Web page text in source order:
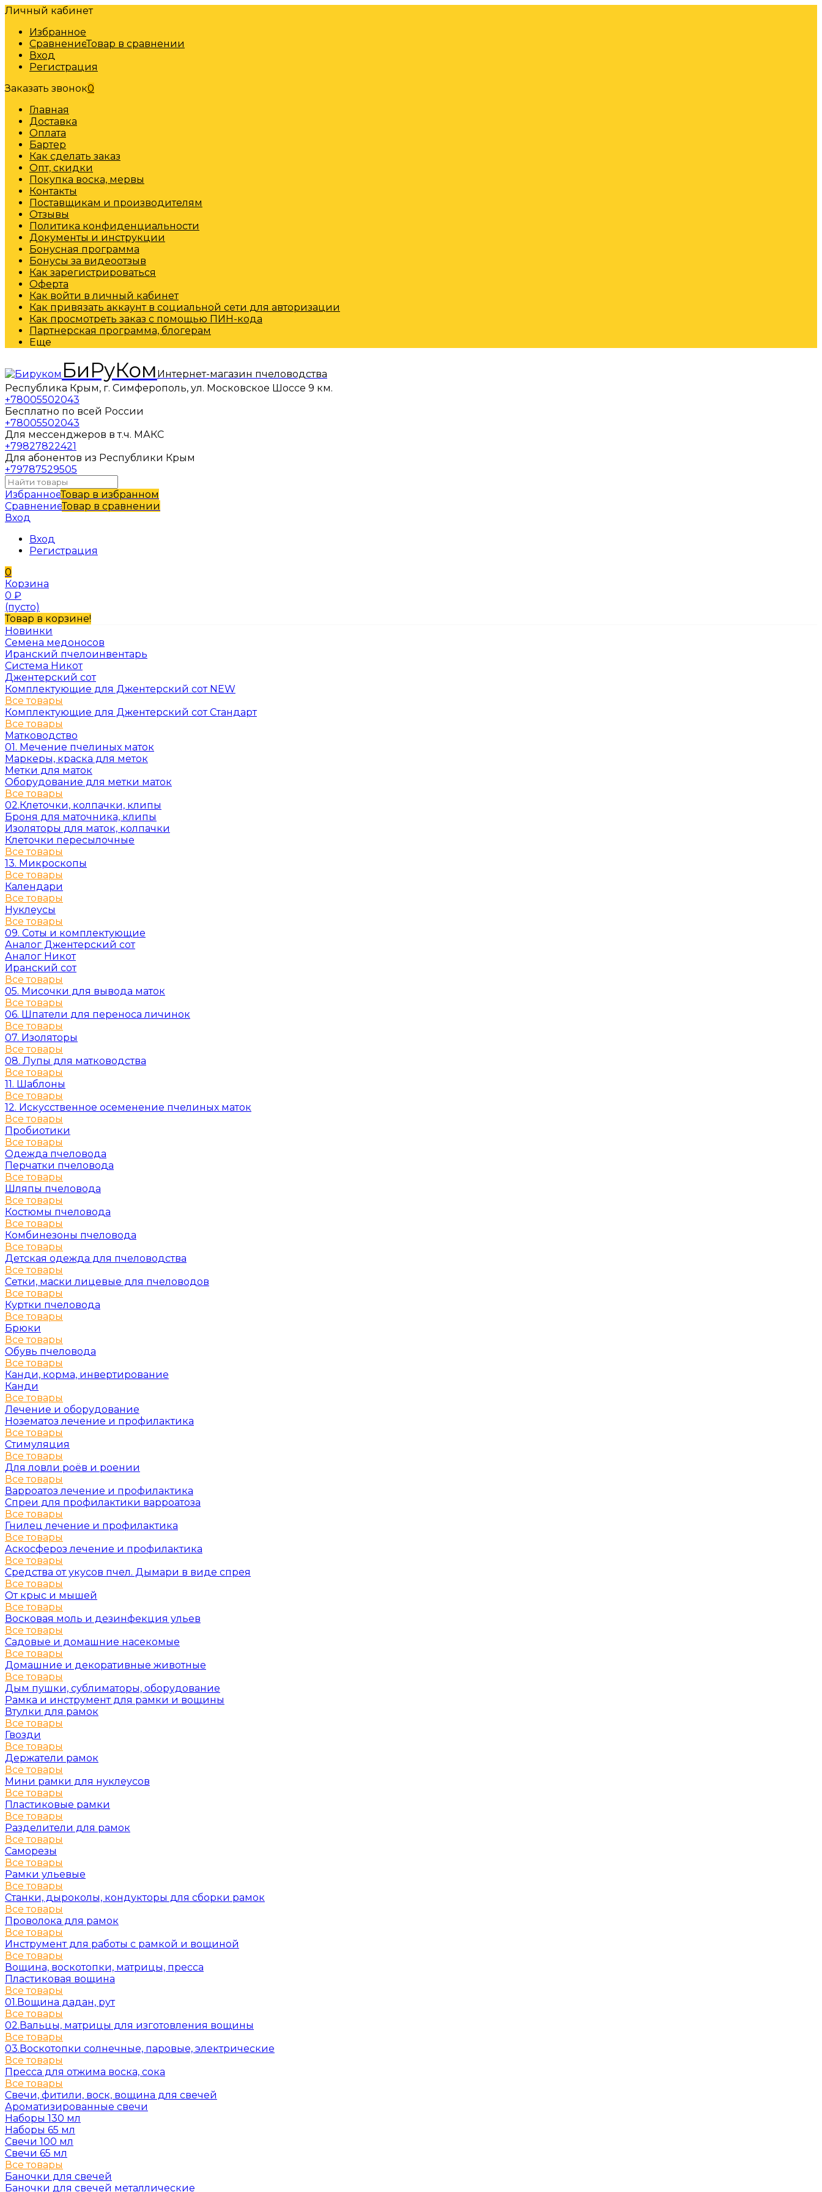
Личный кабинет
Избранное
СравнениеТовар в сравнении
Вход
Регистрация
Заказать звонок0
Главная
Доставка
Оплата
Бартер
Как сделать заказ
Опт, скидки
Покупка воска, мервы
Контакты
Поставщикам и производителям
Отзывы
Политика конфиденциальности
Документы и инструкции
Бонусная программа
Бонусы за видеоотзыв
Как зарегистрироваться
Оферта
Как войти в личный кабинет
Как привязать аккаунт в социальной сети для авторизации
Как просмотреть заказ с помощью ПИН-кода
Партнерская программа, блогерам
Еще
БиРуКом Интернет-магазин пчеловодства
Республика Крым, г. Симферополь, ул. Московское Шоссе 9 км.
+78005502043
Бесплатно по всей России
+78005502043
Для мессенджеров в т.ч. МАКС
+79827822421
Для абонентов из Республики Крым
+79787529505
ИзбранноеТовар в избранном
СравнениеТовар в сравнении
Вход
Вход
Регистрация
0
Корзина
0 ₽
(пусто)
Товар в корзине!
Новинки
Семена медоносов
Иранский пчелоинвентарь
Система Никот
Джентерский сот
Комплектующие для Джентерский сот NEW
Все товары
Комплектующие для Джентерский сот Стандарт
Все товары
Матководство
01. Мечение пчелиных маток
Маркеры, краска для меток
Метки для маток
Оборудование для метки маток
Все товары
02.Клеточки, колпачки, клипы
Броня для маточника, клипы
Изоляторы для маток, колпачки
Клеточки пересылочные
Все товары
13. Микроскопы
Все товары
Календари
Все товары
Нуклеусы
Все товары
09. Соты и комплектующие
Аналог Джентерский сот
Аналог Никот
Иранский сот
Все товары
05. Мисочки для вывода маток
Все товары
06. Шпатели для переноса личинок
Все товары
07. Изоляторы
Все товары
08. Лупы для матководства
Все товары
11. Шаблоны
Все товары
12. Искусственное осеменение пчелиных маток
Все товары
Пробиотики
Все товары
Одежда пчеловода
Перчатки пчеловода
Все товары
Шляпы пчеловода
Все товары
Костюмы пчеловода
Все товары
Комбинезоны пчеловода
Все товары
Детская одежда для пчеловодства
Все товары
Сетки, маски лицевые для пчеловодов
Все товары
Куртки пчеловода
Все товары
Брюки
Все товары
Обувь пчеловода
Все товары
Канди, корма, инвертирование
Канди
Все товары
Лечение и оборудование
Нозематоз лечение и профилактика
Все товары
Стимуляция
Все товары
Для ловли роёв и роении
Все товары
Варроатоз лечение и профилактика
Спреи для профилактики варроатоза
Все товары
Гнилец лечение и профилактика
Все товары
Аскосфероз лечение и профилактика
Все товары
Средства от укусов пчел. Дымари в виде спрея
Все товары
От крыс и мышей
Все товары
Восковая моль и дезинфекция ульев
Все товары
Садовые и домашние насекомые
Все товары
Домашние и декоративные животные
Все товары
Дым пушки, сублиматоры, оборудование
Рамка и инструмент для рамки и вощины
Втулки для рамок
Все товары
Гвозди
Все товары
Держатели рамок
Все товары
Мини рамки для нуклеусов
Все товары
Пластиковые рамки
Все товары
Разделители для рамок
Все товары
Саморезы
Все товары
Рамки ульевые
Все товары
Станки, дыроколы, кондукторы для сборки рамок
Все товары
Проволока для рамок
Все товары
Инструмент для работы с рамкой и вощиной
Все товары
Вощина, воскотопки, матрицы, пресса
Пластиковая вощина
Все товары
01.Вощина дадан, рут
Все товары
02.Вальцы, матрицы для изготовления вощины
Все товары
03.Воскотопки солнечные, паровые, электрические
Все товары
Пресса для отжима воска, сока
Все товары
Свечи, фитили, воск, вощина для свечей
Ароматизированные свечи
Наборы 130 мл
Наборы 65 мл
Свечи 100 мл
Свечи 65 мл
Все товары
Баночки для свечей
Баночки для свечей металлические